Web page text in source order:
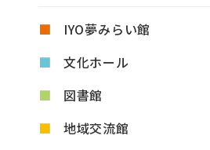
IYO夢みらい館
文化ホール
図書館
地域交流館